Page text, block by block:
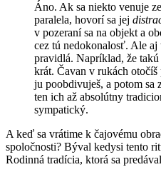
Áno. Ak sa niekto venuje
paralela, hovorí sa jej
v pozeraní sa na objekt a
cez tú nedokonalosť. Ale
pravidlá. Napríklad, že
krát. Čavan v rukách
ju poobdivuješ, a potom sa
ten ich až absolútny
sympatický.
A keď sa vrátime k čajovému
spoločnosti? Býval kedysi tento
Rodinná tradícia, ktorá sa